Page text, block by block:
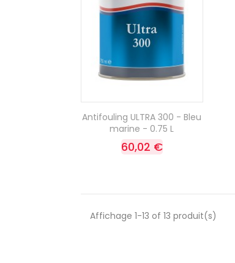
Antifouling ULTRA 300 - Bleu
marine - 0.75 L
60,02 €
Affichage 1-13 of 13 produit(s)